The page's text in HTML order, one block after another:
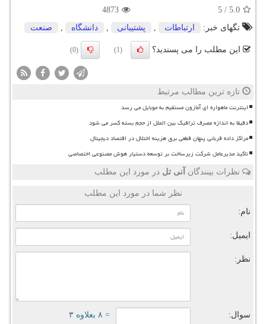
5.0
/
5
4873
تگهای خبر:
ارتباطات , پشتیبانی , دانشگاه , صنعت
این مطلب را می پسندید؟ (1)
(0)
تازه ترین مطالب مرتبط
اینترنت ماهواره ای آمازون مستقیم به موبایل می رسد
دقیقا به اندازه مصرف ترافیک بین الملل از حجم بسته کسر می شود
مراکز داده قربانی پنهان قطعی برق هزینه اختلال در اقتصاد دیجیتال
تاکید مدیرعامل شرکت زیرساخت بر توسعه دستیار هوش مصنوعی اختصاصی
نظرات بینندگان آنی تل در مورد این مطلب
نظر شما در مورد این مطلب
نام:
ایمیل:
نظر:
سوال: = ۸ بعلاوه ۳